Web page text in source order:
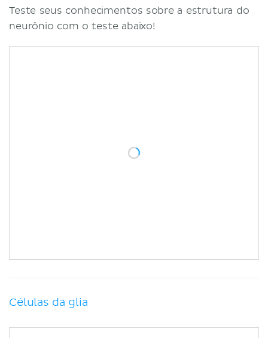
Teste seus conhecimentos sobre a estrutura do
neurônio com o teste abaixo!
Células da glia